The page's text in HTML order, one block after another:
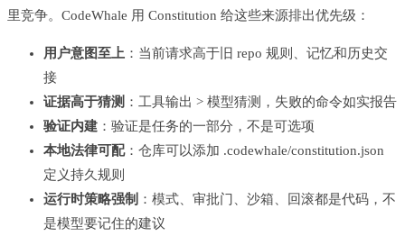
里竞争。CodeWhale 用 Constitution 给这些来源排出优先级：
用户意图至上 ：当前请求高于旧 repo 规则、记忆和历史交
接
证据高于猜测 ：工具输出 > 模型猜测，失败的命令如实报告
验证内建 ：验证是任务的一部分，不是可选项
本地法律可配：仓库可以添加 .codewhale/constitution.json
定义持久规则
运行时策略强制 ：模式、审批门、沙箱、回滚都是代码，不
是模型要记住的建议